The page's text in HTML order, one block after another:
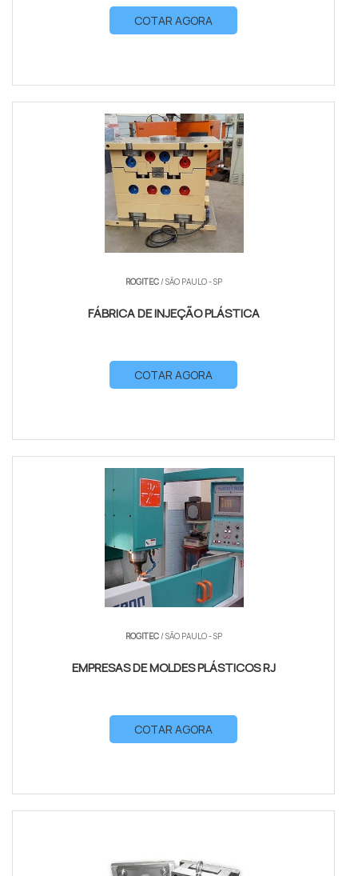
COTAR AGORA
ROGITEC/ SÃO PAULO - SP
FÁBRICA DE INJEÇÃO PLÁSTICA
COTAR AGORA
ROGITEC/ SÃO PAULO - SP
EMPRESAS DE MOLDES PLÁSTICOS RJ
COTAR AGORA